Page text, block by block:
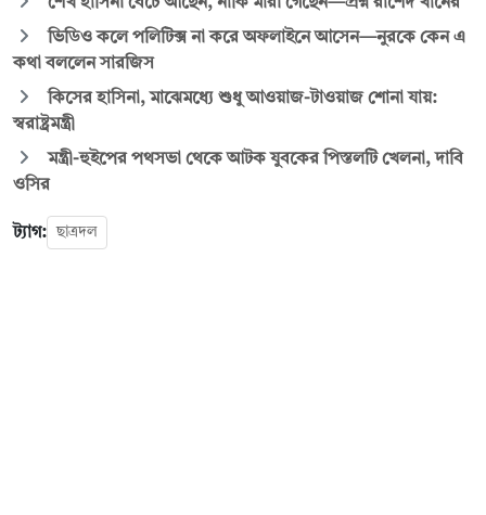
ভিডিও কলে পলিটিক্স না করে অফলাইনে আসেন—নুরকে কেন এ
কথা বললেন সারজিস
কিসের হাসিনা, মাঝেমধ্যে শুধু আওয়াজ-টাওয়াজ শোনা যায়:
স্বরাষ্ট্রমন্ত্রী
মন্ত্রী-হুইপের পথসভা থেকে আটক যুবকের পিস্তলটি খেলনা, দাবি
ওসির
ট্যাগ: ছাত্রদল